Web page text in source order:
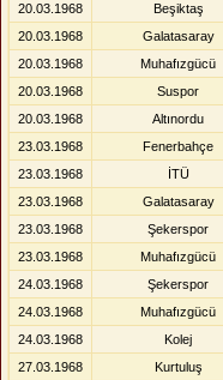
20.03.1968
Beşiktaş
20.03.1968
Galatasaray
20.03.1968
Muhafızgücü
20.03.1968
Suspor
20.03.1968
Altınordu
23.03.1968
Fenerbahçe
23.03.1968
İTÜ
23.03.1968
Galatasaray
23.03.1968
Şekerspor
23.03.1968
Muhafızgücü
24.03.1968
Şekerspor
24.03.1968
Muhafızgücü
24.03.1968
Kolej
27.03.1968
Kurtuluş